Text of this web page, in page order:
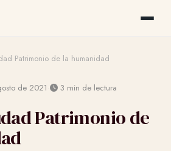
Patrimonio de la humanidad
de 2021 3 min de lectura
Patrimonio de